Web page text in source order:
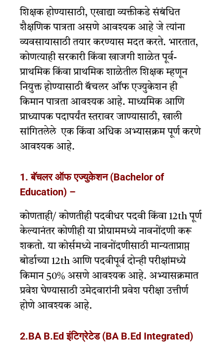
शिक्षक होण्यासाठी, एखाद्या व्यक्तीकडे संबंधित
शैक्षणिक पात्रता असणे आवश्यक आहे जे त्यांना
व्यवसायासाठी तयार करण्यास मदत करते. भारतात,
कोणत्याही सरकारी किंवा खाजगी शाळेत पूर्व-
प्राथमिक किंवा प्राथमिक शाळेतील शिक्षक म्हणून
नियुक्त होण्यासाठी बॅचलर ऑफ एज्युकेशन ही
किमान पात्रता आवश्यक आहे. माध्यमिक आणि
प्राध्यापक पदापर्यंत स्तरावर जाण्यासाठी, खाली
सांगितलेले एक किंवा अधिक अभ्यासक्रम पूर्ण करणे
आवश्यक आहे.
1. बॅचलर ऑफ एज्युकेशन (Bachelor of
Education) –
कोणताही/ कोणतीही पदवीधर पदवी किंवा 12th पूर्ण
केल्यानंतर कोणीही या प्रोग्राममध्ये नावनोंदणी करू
शकतो. या कोर्समध्ये नावनोंदणीसाठी मान्यताप्राप्त
बोर्डाच्या 12th आणि पदवीपूर्व दोन्ही परीक्षांमध्ये
किमान 50% असणे आवश्यक आहे. अभ्यासक्रमात
प्रवेश घेण्यासाठी उमेदवारांनी प्रवेश परीक्षा उत्तीर्ण
होणे आवश्यक आहे.
2.BA B.Ed इंटिग्रेटेड (BA B.Ed Integrated)